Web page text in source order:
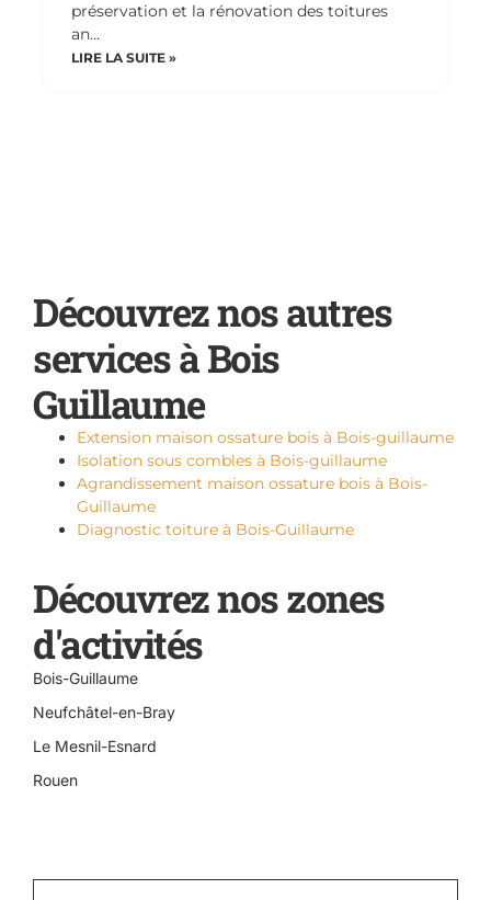
préservation et la rénovation des toitures
an…
LIRE LA SUITE »
Découvrez nos autres
services à Bois
Guillaume
Extension maison ossature bois à Bois-guillaume
Isolation sous combles à Bois-guillaume
Agrandissement maison ossature bois à Bois-
Guillaume
Diagnostic toiture à Bois-Guillaume
Découvrez nos zones
d'activités
Bois-Guillaume
Neufchâtel-en-Bray
Le Mesnil-Esnard
Rouen